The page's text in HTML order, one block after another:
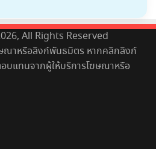
All Rights Reserved
ณาหรือลิงก์พันธมิตร หากคลิกลิงก์
อบแทนจากผู้ให้บริการโฆษณาหรือ